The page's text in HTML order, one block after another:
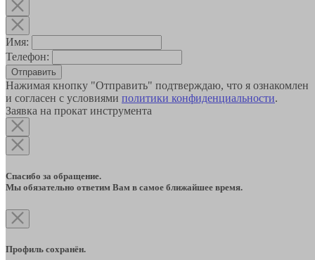
Имя:
Телефон:
Отправить
Нажимая кнопку "Отправить" подтверждаю, что я ознакомлен
и согласен с условиями политики конфиденциальности.
Заявка на прокат инструмента
Спасибо за обращение.
Мы обязательно ответим Вам в самое ближайшее время.
Профиль сохранён.